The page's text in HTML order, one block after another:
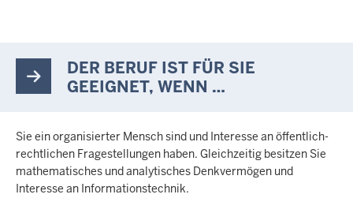
DER BERUF IST FÜR SIE
GEEIGNET, WENN …
Sie ein organisierter Mensch sind und Interesse an öffentlich-
rechtlichen Fragestellungen haben. Gleichzeitig besitzen Sie
mathematisches und analytisches Denkvermögen und
Interesse an Informationstechnik.